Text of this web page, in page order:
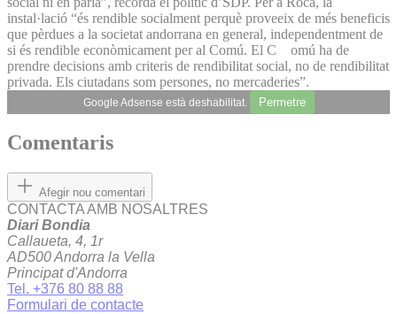
instal·lació “és rendible socialment perquè proveeix de més beneficis
que pèrdues a la societat andorrana en general, independentment de
si és rendible econòmicament per al Comú. El C omú ha de
prendre decisions amb criteris de rendibilitat social, no de rendibilitat
privada. Els ciutadans som persones, no mercaderies”.
Google Adsense està deshabilitat. Permetre
Comentaris
Afegir nou comentari
CONTACTA AMB NOSALTRES
Diari Bondia
Callaueta, 4, 1r
AD500 Andorra la Vella
Principat d'Andorra
Tel. +376 80 88 88
Formulari de contacte